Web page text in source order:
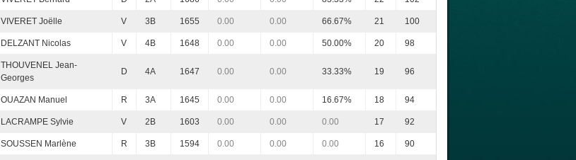
VIVERET Joëlle V 3B 1655 0.00 0.00 66.67% 21 100
DELZANT Nicolas V 4B 1648 0.00 0.00 50.00% 20 98
THOUVENEL Jean-
Georges
D 4A 1647 0.00 0.00 33.33% 19 96
OUAZAN Manuel R 3A 1645 0.00 0.00 16.67% 18 94
LACRAMPE Sylvie V 2B 1603 0.00 0.00 0.00 17 92
SOUSSEN Marlène R 3B 1594 0.00 0.00 0.00 16 90